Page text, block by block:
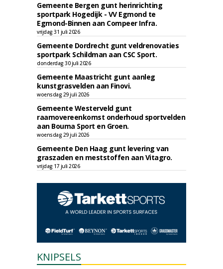
Gemeente Bergen gunt herinrichting
sportpark Hogedijk - VV Egmond te
Egmond-Binnen aan Compeer Infra.
vrijdag 31 juli 2026
Gemeente Dordrecht gunt veldrenovaties
sportpark Schildman aan CSC Sport.
donderdag 30 juli 2026
Gemeente Maastricht gunt aanleg
kunstgrasvelden aan Finovi.
woensdag 29 juli 2026
Gemeente Westerveld gunt
raamovereenkomst onderhoud sportvelden
aan Bouma Sport en Groen.
woensdag 29 juli 2026
Gemeente Den Haag gunt levering van
graszaden en meststoffen aan Vitagro.
vrijdag 17 juli 2026
KNIPSELS